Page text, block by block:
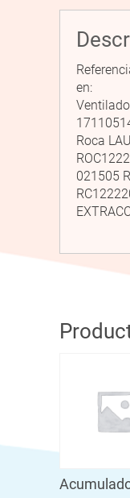
en:
Roca
021505